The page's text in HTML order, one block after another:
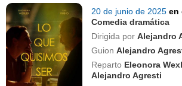
20 de junio de 2025en
Comedia dramática
Dirigida por Alejandro
Guion Alejandro
Reparto Eleonora
Alejandro Agresti